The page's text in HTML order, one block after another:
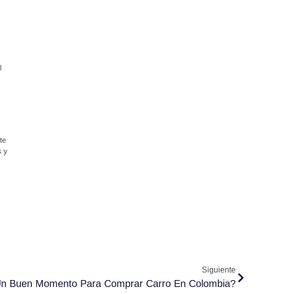
y
Siguiente
Buen Momento Para Comprar Carro En Colombia?